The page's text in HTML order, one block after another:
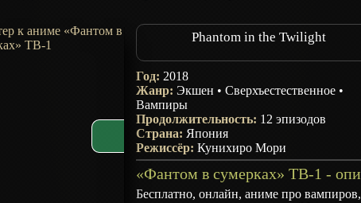
Phantom in the Twilight
Год: 2018
Жанр:Экшен •Сверхъестественное •
Вампиры
Продолжительность: 12 эпизодов
Страна: Япония
Режиссёр:Кунихиро Мори
Бесплатно, онлайн, аниме про вампиров,